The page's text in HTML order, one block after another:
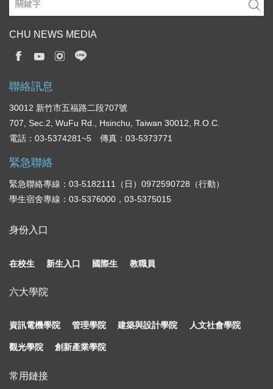
CHU NEWS MEDIA
聯絡訊息
30012 新竹市五福路二段707號
707, Sec.2, WuFu Rd., Hsinchu, Taiwan 30012, R.O.C.
電話：03-5374281~5 傳真：03-5373771
緊急聯絡
緊急聯絡專線：03-5182111（日）0972590728（行動）
學生宿舍專線：03-5376000，03-5375015
身份入口
在校生 新生入口 國際生 教職員
六大學院
資訊電機學院 管理學院 建築與設計學院 人文社會學院
觀光學院 創新產業學院
常用鏈接